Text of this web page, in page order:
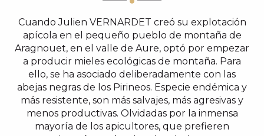
Cuando Julien VERNARDET creó su explotación
apícola en el pequeño pueblo de montaña de
Aragnouet, en el valle de Aure, optó por empezar
a producir mieles ecológicas de montaña. Para
ello, se ha asociado deliberadamente con las
abejas negras de los Pirineos. Especie endémica y
más resistente, son más salvajes, más agresivas y
menos productivas. Olvidadas por la inmensa
mayoría de los apicultores, que prefieren